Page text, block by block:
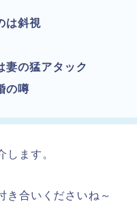
は斜視
妻の猛アタック
の噂
します。
き合いくださいね～